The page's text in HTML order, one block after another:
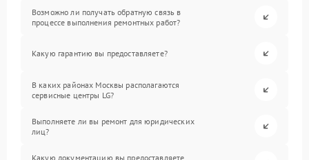
Возможно ли получать обратную связь в
процессе выполнения ремонтных работ?
Какую гарантию вы предоставляете?
В каких районах Москвы располагаются
сервисные центры LG?
Выполняете ли вы ремонт для юридических
лиц?
Какую документацию вы предоставляете